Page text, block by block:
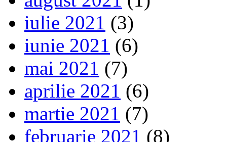
iulie 2021 (3)
iunie 2021 (6)
mai 2021 (7)
aprilie 2021 (6)
martie 2021 (7)
februarie 2021 (8)